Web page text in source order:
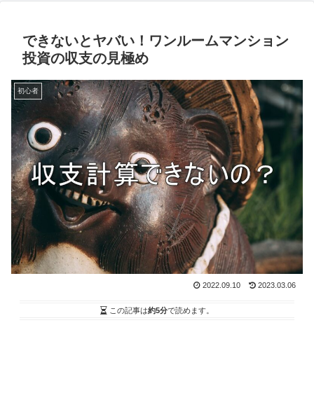
できないとヤバい！ワンルームマンション
投資の収支の見極め
初心者
2022.09.10 2023.03.06
この記事は約5分で読めます。